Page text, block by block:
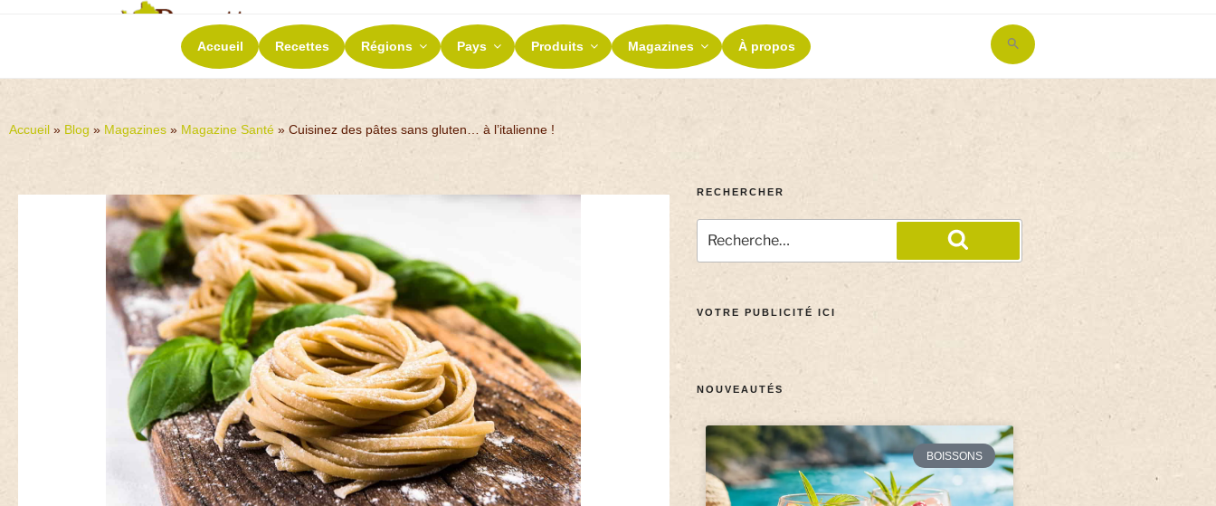
RECETTES ET TERROIRS
La richesse de nos terroirs
Accueil Recettes Régions Pays Produits Magazines À propos
Search
for:
Accueil » Blog » Magazines » Magazine Santé » Cuisinez des pâtes sans gluten… à l’italienne !
RECHERCHER
VOTRE PUBLICITÉ ICI
NOUVEAUTÉS
BOISSONS